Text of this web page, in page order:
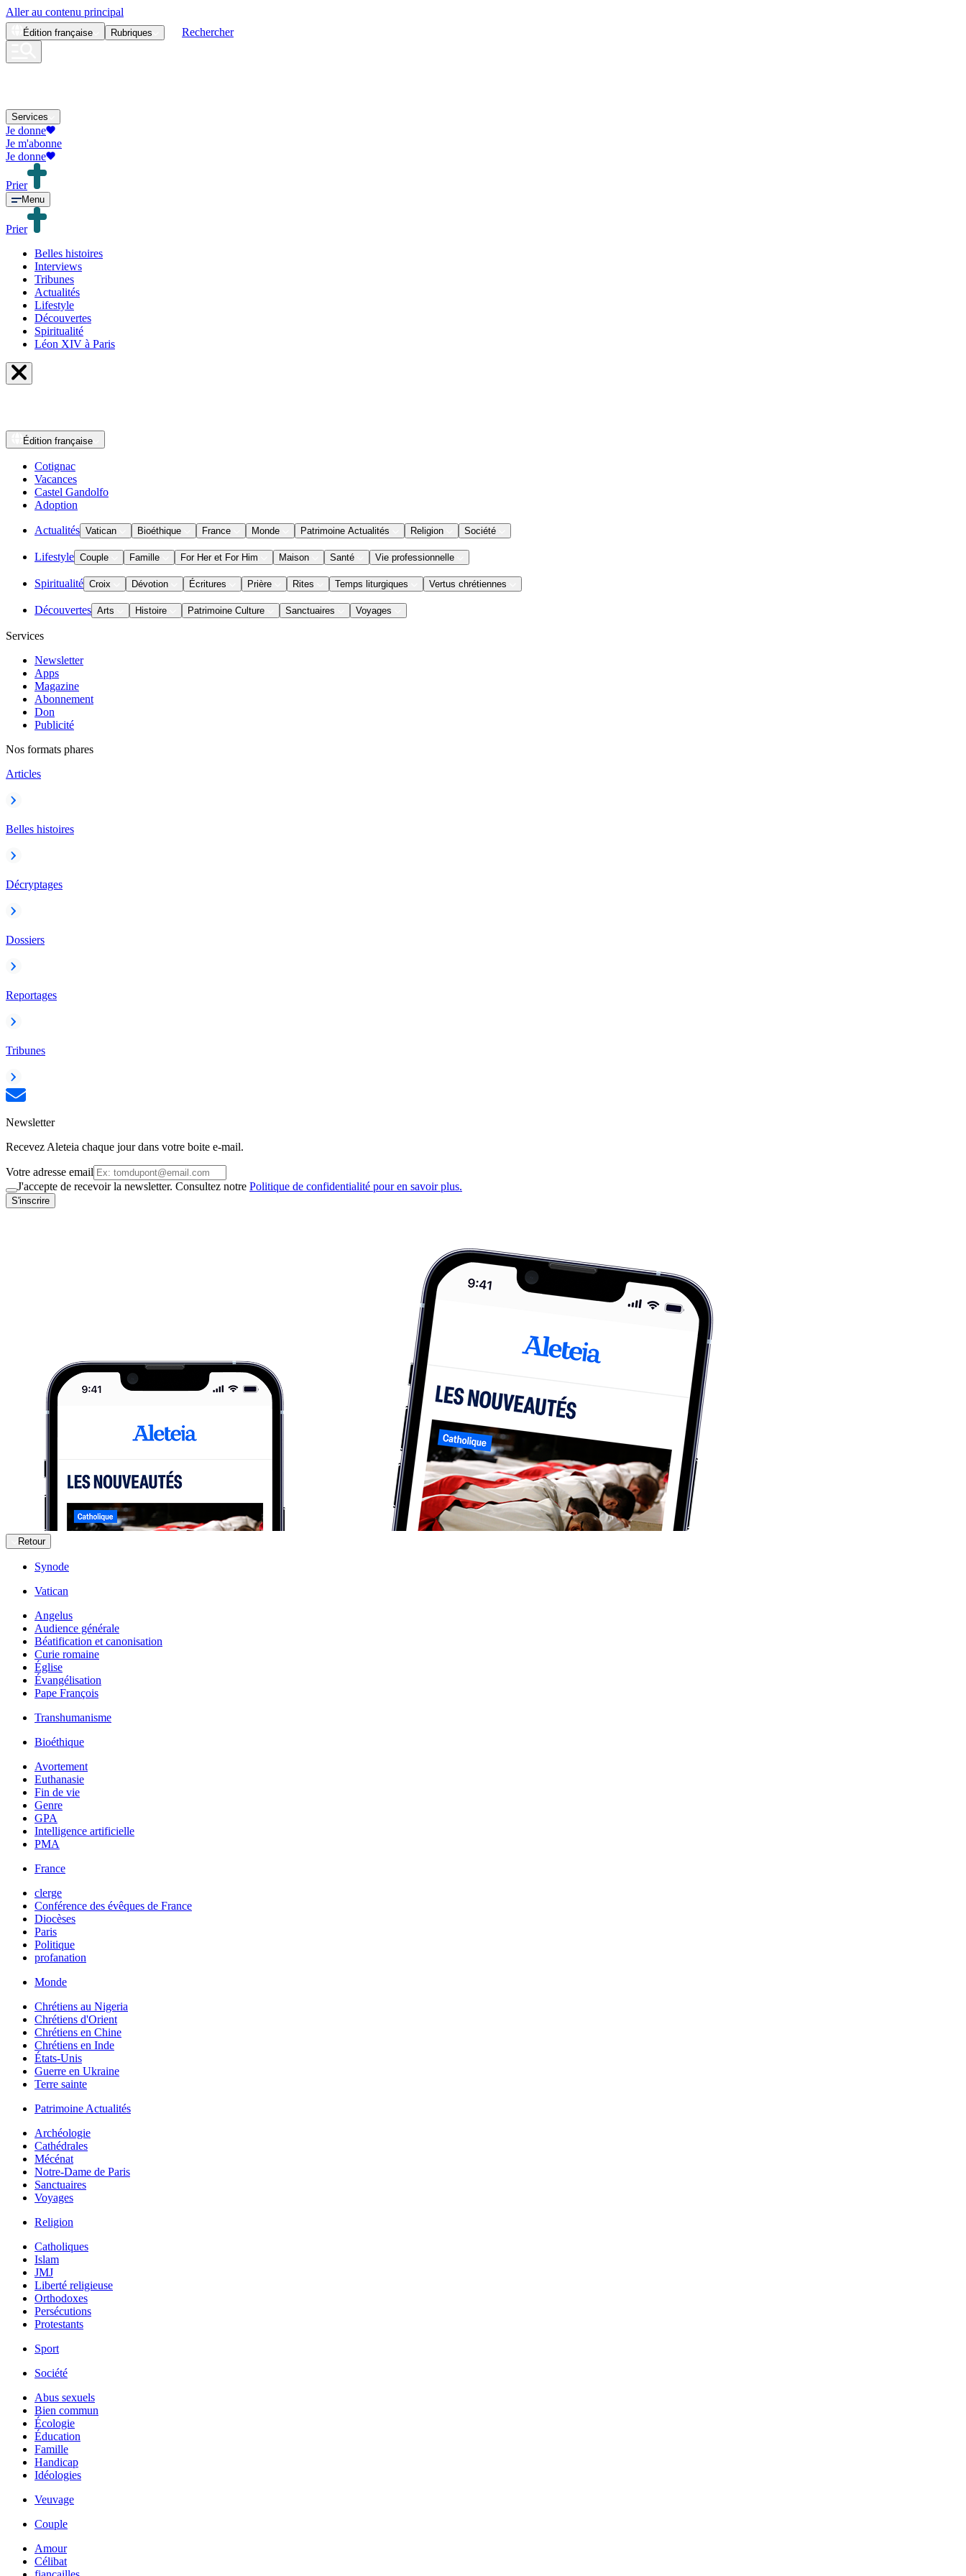
Aller au contenu principal
Édition française Rubriques Rechercher
Services
Je donne
Je m'abonne
Je donne
Prier
Menu
Prier
Belles histoires
Interviews
Tribunes
Actualités
Lifestyle
Découvertes
Spiritualité
Léon XIV à Paris
Édition française
Cotignac
Vacances
Castel Gandolfo
Adoption
Actualités Vatican Bioéthique France Monde Patrimoine Actualités Religion Société
Lifestyle Couple Famille For Her et For Him Maison Santé Vie professionnelle
Spiritualité Croix Dévotion Écritures Prière Rites Temps liturgiques Vertus chrétiennes
Découvertes Arts Histoire Patrimoine Culture Sanctuaires Voyages
Services
Newsletter
Apps
Magazine
Abonnement
Don
Publicité
Nos formats phares
Articles
Belles histoires
Décryptages
Dossiers
Reportages
Tribunes
Newsletter
Recevez Aleteia chaque jour dans votre boite e-mail.
Votre adresse email
J'accepte de recevoir la newsletter. Consultez notre Politique de confidentialité pour en savoir plus.
S'inscrire
Retour
Synode
Vatican
Angelus
Audience générale
Béatification et canonisation
Curie romaine
Église
Évangélisation
Pape François
Transhumanisme
Bioéthique
Avortement
Euthanasie
Fin de vie
Genre
GPA
Intelligence artificielle
PMA
France
clerge
Conférence des évêques de France
Diocèses
Paris
Politique
profanation
Monde
Chrétiens au Nigeria
Chrétiens d'Orient
Chrétiens en Chine
Chrétiens en Inde
États-Unis
Guerre en Ukraine
Terre sainte
Patrimoine Actualités
Archéologie
Cathédrales
Mécénat
Notre-Dame de Paris
Sanctuaires
Voyages
Religion
Catholiques
Islam
JMJ
Liberté religieuse
Orthodoxes
Persécutions
Protestants
Sport
Société
Abus sexuels
Bien commun
Écologie
Éducation
Famille
Handicap
Idéologies
Veuvage
Couple
Amour
Célibat